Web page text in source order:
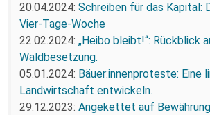
20.04.2024: Schreiben für das Kapital:
Vier-Tage-Woche
22.02.2024: „Heibo bleibt!“: Rückblick
Waldbesetzung.
05.01.2024: Bäuer:innenproteste: Eine
Landwirtschaft entwickeln.
29.12.2023: Angekettet auf